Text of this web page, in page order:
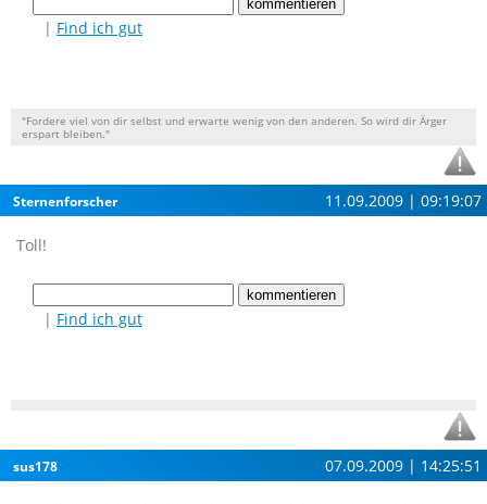
| Find ich gut
"Fordere viel von dir selbst und erwarte wenig von den anderen. So wird dir Ärger
erspart bleiben."
Sternenforscher 11.09.2009 | 09:19:07
Toll!
| Find ich gut
sus178 07.09.2009 | 14:25:51